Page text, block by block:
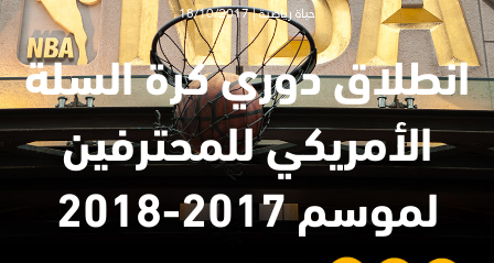
حياة رياضية | 18/10/2017
انطلاق دوري كرة السلة
الأمريكي للمحترفين
لموسم 2017-2018